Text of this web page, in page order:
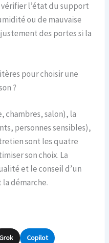
l’état du support
ou de mauvaise
des portes si la
pour choisir une
?
chambres, salon), la
personnes sensibles),
sont les quatre
son choix. La
et le conseil d’un
démarche.
Copilot